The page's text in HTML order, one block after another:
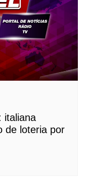
italiana
de loteria por